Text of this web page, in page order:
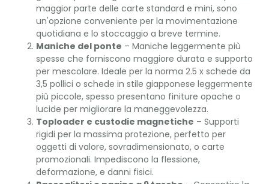
maggior parte delle carte standard e mini, sono
un'opzione conveniente per la movimentazione
quotidiana e lo stoccaggio a breve termine.
Maniche del ponte – Maniche leggermente più
spesse che forniscono maggiore durata e supporto
per mescolare. Ideale per la norma 2.5 x schede da
3,5 pollici o schede in stile giapponese leggermente
più piccole, spesso presentano finiture opache o
lucide per migliorare la maneggevolezza.
Toploader e custodie magnetiche – Supporti
rigidi per la massima protezione, perfetto per
oggetti di valore, sovradimensionato, o carte
promozionali. Impediscono la flessione,
deformazione, e danni fisici.